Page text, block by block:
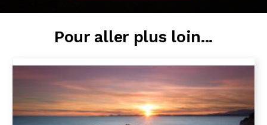
Pour aller plus loin...